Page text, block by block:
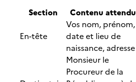
Section
Contenu attendu
En-tête
Vos nom, prénom,
date et lieu de
naissance, adresse
Monsieur le
Procureur de la